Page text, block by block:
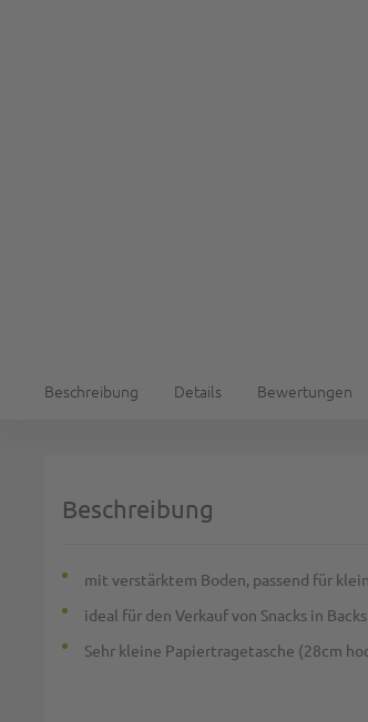
Beschreibung Details Bewertungen
Beschreibung
mit verstärktem Boden, passend für
ideal für den Verkauf von Snacks in
Sehr kleine Papiertragetasche (28cm